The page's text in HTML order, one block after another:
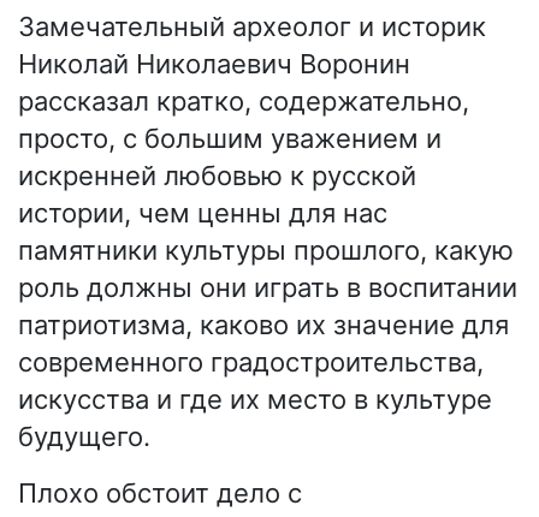
Замечательный археолог и историк
Николай Николаевич Воронин
рассказал кратко, содержательно,
просто, с большим уважением и
искренней любовью к русской
истории, чем ценны для нас
памятники культуры прошлого, какую
роль должны они играть в воспитании
патриотизма, каково их значение для
современного градостроительства,
искусства и где их место в культуре
будущего.
Плохо обстоит дело с